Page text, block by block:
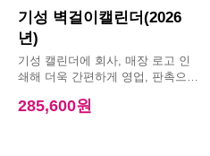
기성 벽걸이캘린더(2026
년)
기성 캘린더에 회사, 매장 로고 인
쇄해 더욱 간편하게 영업, 판촉으로
285,600원